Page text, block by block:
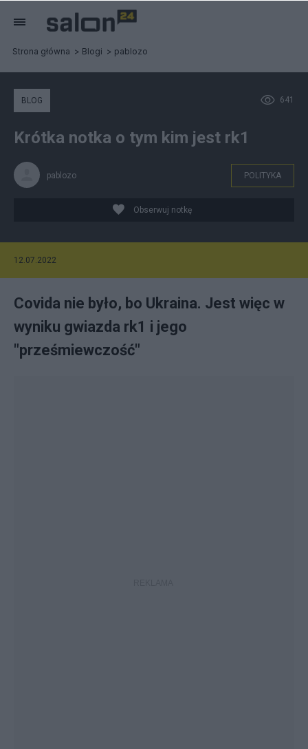
Strona główna Blogi pablozo
641
BLOG
Krótka notka o tym kim jest rk1
pablozo POLITYKA
Obserwuj notkę
12.07.2022
Covida nie było, bo Ukraina. Jest więc w
wyniku gwiazda rk1 i jego
"prześmiewczość"